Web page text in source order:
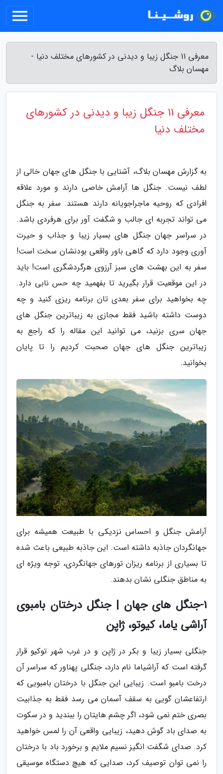
معرفی 11 جنگل زیبا و دیدنی در کشورهای مختلف دنیا -
مهسان بلاگ
معرفی 11 جنگل زیبا و دیدنی در کشورهای
مختلف دنیا
به گزارش مهسان بلاگ، آشنایی با جنگل های جهان خالی از
لطف نیست. جنگل ها آرامش خاصی دارند و مورد علاقه
افرادی که روحیه ماجراجویانه دارند هستند. سفر به جنگل
می تواند تجربه ای جالب و شگفت آور برای هرفردی باشد.
در سراسر جهان جنگل های بسیار زیبا و جذاب و حیرت
آوری وجود دارد که گاهی باور واقعی بودنشان سخت است!
سفر به این بهشت های سبز آرزوی هرگردشگری است! باید
در این موقعیت قرار بگیرید تا بفهمید چه حس نابی دارد.
چه بخواهید برای سفر بعدی تان برنامه ریزی کنید و چه
دوست داشته باشید فقط مجازی به زیباترین جنگل های
جهان سری بزنید، می توانید این مقاله را که راجع به
زیباترین جنگل های جهان صحبت کردیم را تا پایان
بخوانید.
آرامش جنگل و احساس نزدیکی با طبیعت همیشه برای
جهانگردان جاذبه داشته است. این جاذبه طبیعی باعث شده
تا بسیاری از برنامه ریزان تورهای جهانگردی، توجه ویژه ای
به مناطق جنگلی نشان بدهند.
1-جنگل های جهان | جنگل درختان بامبوی
آراشی یاما، کیوتو، ژاپن
جنگلی بسیار زیبا و بکر در ژاپن و در غرب شهر توکیو قرار
گرفته است که آراشیاما نام دارد، جنگلی پهناور که سراسر آن
درخت بامبو است. زیبایی این جنگل با درختان بامبویی که
ارتفاعشان گویی به سقف آسمان می رسد فقط به جذابیت
بصری ختم نمی شود، اگر چشم هایتان را ببندید و در سکوت
به صدای باد گوش دهید، زیبایی واقعی آن را لمس خواهید
کرد. صدای شگفت انگیز نسیم ملایم و برخورد باد با درختان
را نمی توان توصیف کرد، صدایی که هیچ دستگاه موسیقی